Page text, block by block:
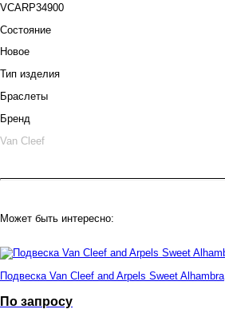
VCARP34900
Состояние
Новое
Тип изделия
Браслеты
Бренд
Van Cleef
Может быть интересно:
Подвеска Van Cleef and Arpels Sweet Alhambra
По запросу